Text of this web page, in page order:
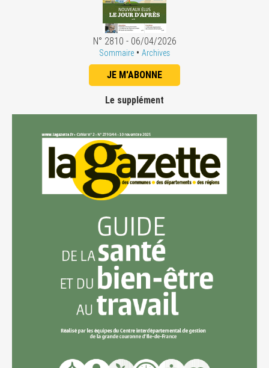
N° 2810 - 06/04/2026
Sommaire • Archives
JE M'ABONNE
Le supplément